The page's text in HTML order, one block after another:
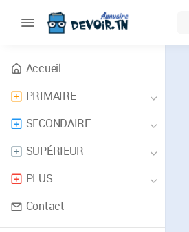
Accueil
PRIMAIRE
SECONDAIRE
SUPÉRIEUR
PLUS
Contact